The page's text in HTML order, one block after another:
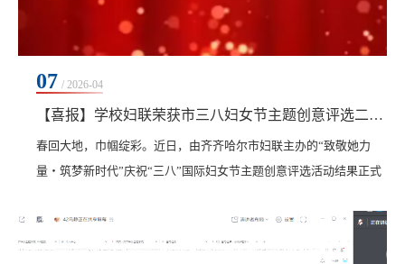
07 / 2026-04
【喜报】学校妇联荣获市三八妇女节主题创意评选二等奖
春回大地，巾帼绽彩。近日，由齐齐哈尔市妇联主办的“致敬她力
量・筑梦新时代”庆祝“三八”国际妇女节主题创意评选活动结果正式
获二等奖，充分展现了学校巾帼风采与妇联工作活力。为庆祝第116
个“三八”妇女节，市妇联开展本次评选，旨在展现女性爱岗敬业、